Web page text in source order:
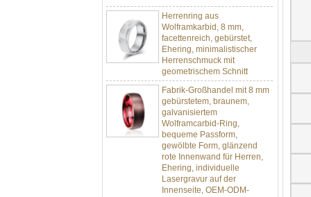
Herrenring aus
Wolframkarbid, 8 mm,
facettenreich, gebürstet,
Ehering, minimalistischer
Herrenschmuck mit
geometrischem Schnitt
Fabrik-Großhandel mit 8 mm
gebürstetem, braunem,
galvanisiertem
Wolframcarbid-Ring,
bequeme Passform,
gewölbte Form, glänzend
rote Innenwand für Herren,
Ehering, individuelle
Lasergravur auf der
Innenseite, OEM-ODM-
Großlieferung